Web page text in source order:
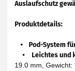
Auslaufschutz
Produktdetails:
• Pod-System für
• Leichtes und
19.0 mm, Gewicht: